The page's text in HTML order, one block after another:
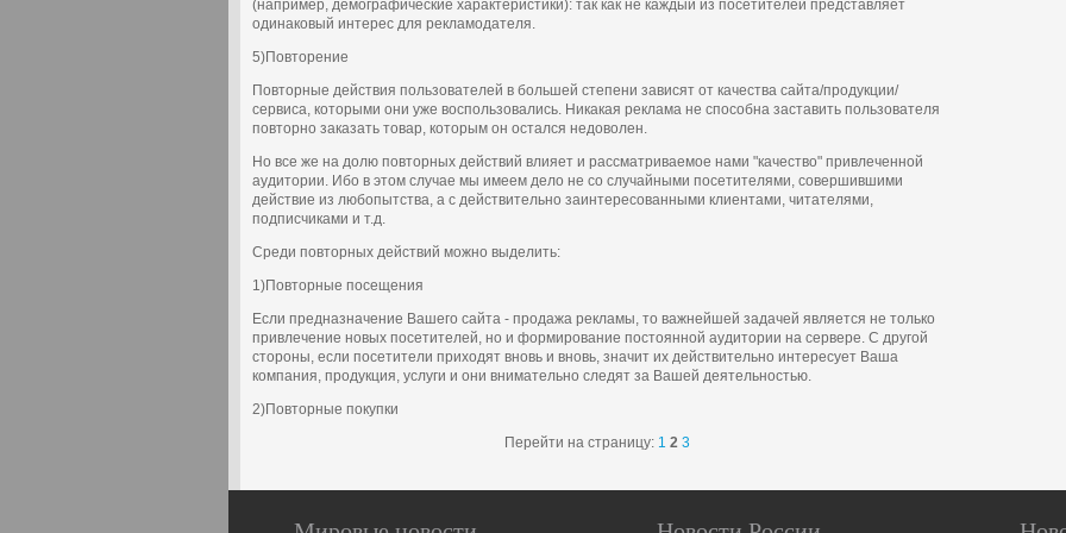
(например, демографические характеристики): так как не каждый из посетителей представляет
одинаковый интерес для рекламодателя.
5)Повторение
Повторные действия пользователей в большей степени зависят от качества сайта/продукции/
сервиса, которыми они уже воспользовались. Никакая реклама не способна заставить пользователя
повторно заказать товар, которым он остался недоволен.
Но все же на долю повторных действий влияет и рассматриваемое нами "качество" привлеченной
аудитории. Ибо в этом случае мы имеем дело не со случайными посетителями, совершившими
действие из любопытства, а с действительно заинтересованными клиентами, читателями,
подписчиками и т.д.
Среди повторных действий можно выделить:
1)Повторные посещения
Если предназначение Вашего сайта - продажа рекламы, то важнейшей задачей является не только
привлечение новых посетителей, но и формирование постоянной аудитории на сервере. С другой
стороны, если посетители приходят вновь и вновь, значит их действительно интересует Ваша
компания, продукция, услуги и они внимательно следят за Вашей деятельностью.
2)Повторные покупки
Перейти на страницу: 1 2 3